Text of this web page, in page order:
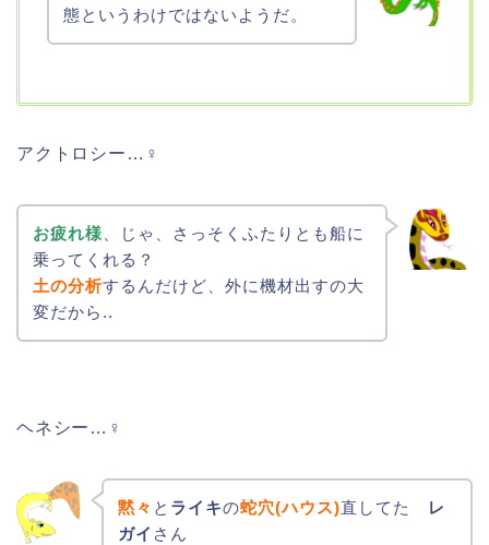
態というわけではないようだ。
アクトロシー…♀
お疲れ様 、じゃ、さっそくふたりとも船に
乗ってくれる？
土の分析するんだけど、外に機材出すの大
変だから..
ヘネシー…♀
黙々 と ライキの蛇穴(ハウス)直してた
レ
ガイ さん